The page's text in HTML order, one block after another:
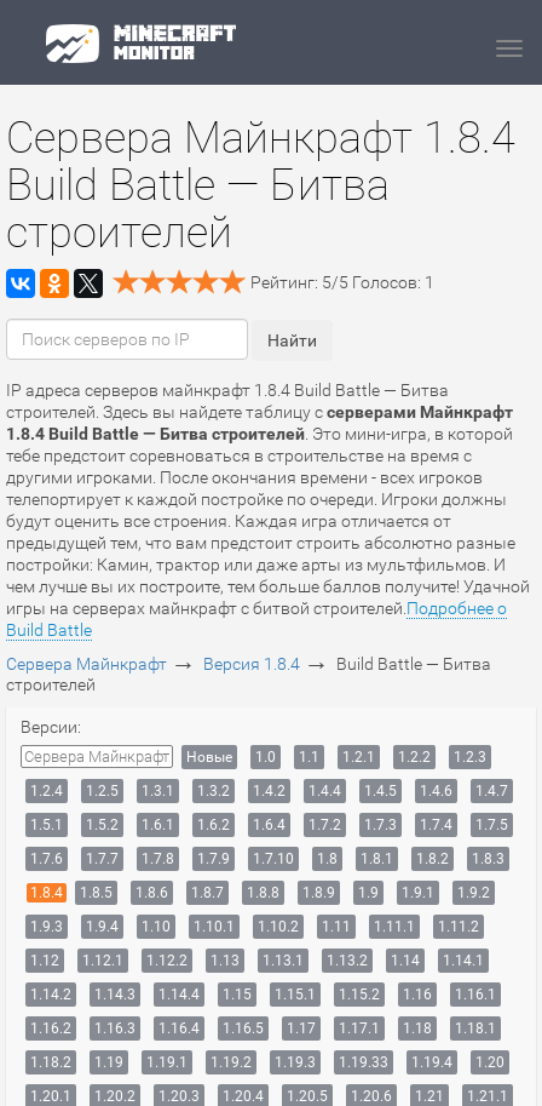
Сервера Майнкрафт 1.8.4
Build Battle — Битва
строителей
Рейтинг: 5/5 Голосов: 1
IP адреса серверов майнкрафт 1.8.4 Build Battle — Битва
строителей. Здесь вы найдете таблицу ссерверами Майнкрафт
1.8.4 Build Battle — Битва строителей . Это мини-игра, в которой
тебе предстоит соревноваться в строительстве на время с
другими игроками. После окончания времени - всех игроков
телепортирует к каждой постройке по очереди. Игроки должны
будут оценить все строения. Каждая игра отличается от
предыдущей тем, что вам предстоит строить абсолютно разные
постройки: Камин, трактор или даже арты из мультфильмов. И
чем лучше вы их построите, тем больше баллов получите! Удачной
игры на серверах майнкрафт с битвой строителей. Подробнее о
Build Battle
Сервера Майнкрафт → Версия 1.8.4 →
Build Battle — Битва
строителей
Версии:
Сервера Майнкрафт Новые 1.0 1.1 1.2.1 1.2.2
1.2.3
1.2.4
1.2.5 1.3.1 1.3.2 1.4.2 1.4.4 1.4.5 1.4.6
1.4.7
1.5.1
1.5.2 1.6.1 1.6.2 1.6.4 1.7.2 1.7.3 1.7.4
1.7.5
1.7.6
1.7.7 1.7.8 1.7.9 1.7.10 1.8 1.8.1 1.8.2
1.8.3
1.8.4
1.8.5 1.8.6 1.8.7 1.8.8 1.8.9 1.9 1.9.1
1.9.2
1.9.3
1.9.4 1.10 1.10.1 1.10.2 1.11 1.11.1
1.11.2
1.12
1.12.1 1.12.2 1.13 1.13.1 1.13.2 1.14
1.14.1
1.14.2
1.14.3 1.14.4 1.15 1.15.1 1.15.2 1.16
1.16.1
1.16.2
1.16.3 1.16.4 1.16.5 1.17 1.17.1 1.18
1.18.1
1.18.2
1.19 1.19.1 1.19.2 1.19.3 1.19.33 1.19.4
1.20
1.20.1
1.20.2 1.20.3 1.20.4 1.20.5 1.20.6 1.21
1.21.1